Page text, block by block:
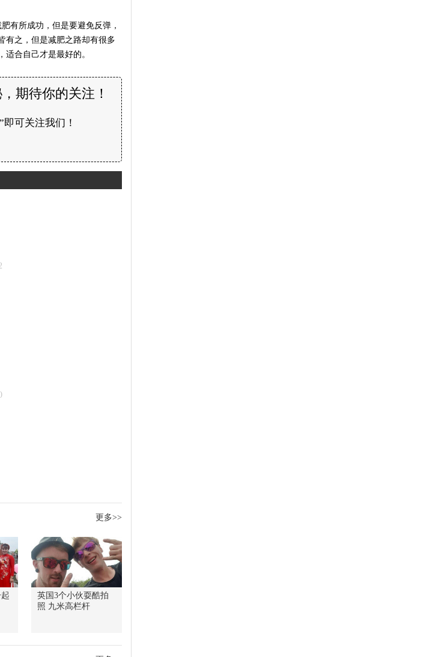
有所成功，但是要避免反弹，
有之，但是减肥之路却有很多
合自己才是最好的。
期待你的关注！
”即可关注我们！
更多>>
英国3个小伙耍酷拍
照 九米高栏杆